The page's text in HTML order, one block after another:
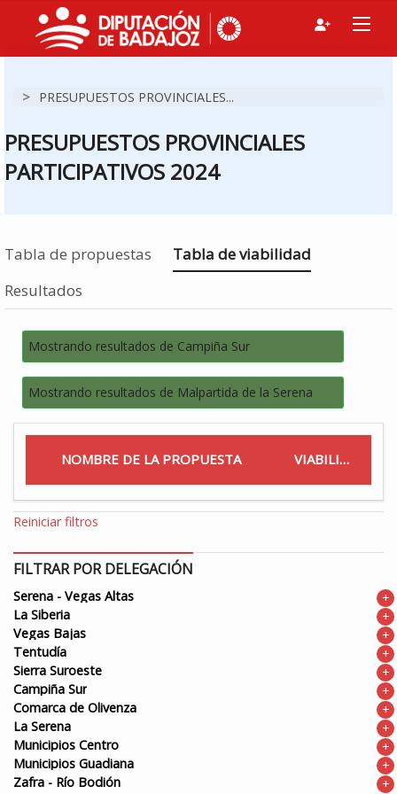
> PRESUPUESTOS PROVINCIALES...
PRESUPUESTOS PROVINCIALES
PARTICIPATIVOS 2024
Tabla de propuestas Estás en
Tabla de viabilidad
Resultados
Mostrando resultados de Campiña Sur
Mostrando resultados de Malpartida de la Serena
NOMBRE DE LA PROPUESTA VIABILIDAD
Reiniciar filtros
FILTRAR POR DELEGACIÓN